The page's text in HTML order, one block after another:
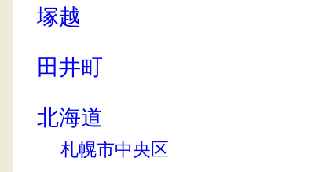
塚越
田井町
北海道
札幌市中央区